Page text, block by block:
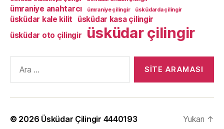
ümraniye anahtarcı ümraniye çilingir üsküdarda çilingir
üsküdar kale kilit
üsküdar kasa çilingir
üsküdar oto çilingir
üsküdar çilingir
yap:
© 2026 Üsküdar Çilingir 4440193 Yukarı ↑